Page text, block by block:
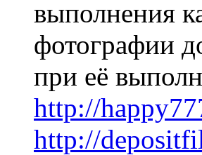
выполнения
фотографии
при её
http://
http://